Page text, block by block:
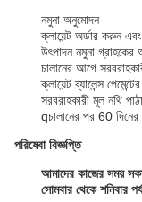
নমুনা অনুমোদন
ক্লায়েন্ট অর্ডার করুন
উৎপাদন নমুনা গ্রাহকের
চালানের আগে
ক্লায়েন্ট ব্যালেন্স
সরবরাহকারী মূল নথি
qচালানের পর 60 দিনের
পরিষেবা বিজ্ঞপ্তি
আমাদের কাজের সময়
সোমবার থেকে শনিবার